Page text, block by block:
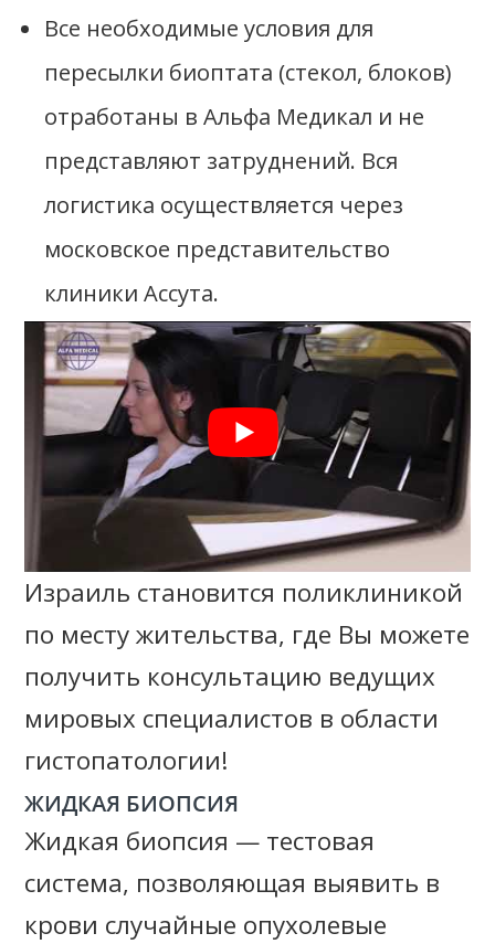
Все необходимые условия для
пересылки биоптата (стекол, блоков)
отработаны в Альфа Медикал и не
представляют затруднений. Вся
логистика осуществляется через
московское представительство
клиники Ассута.
Израиль становится поликлиникой
по месту жительства, где Вы можете
получить консультацию ведущих
мировых специалистов в области
гистопатологии!
ЖИДКАЯ БИОПСИЯ
Жидкая биопсия — тестовая
система, позволяющая выявить в
крови случайные опухолевые